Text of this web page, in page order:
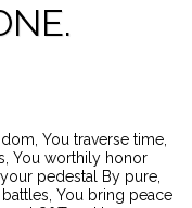
You traverse time,
You worthily honor
pedestal By pure,
You bring peace